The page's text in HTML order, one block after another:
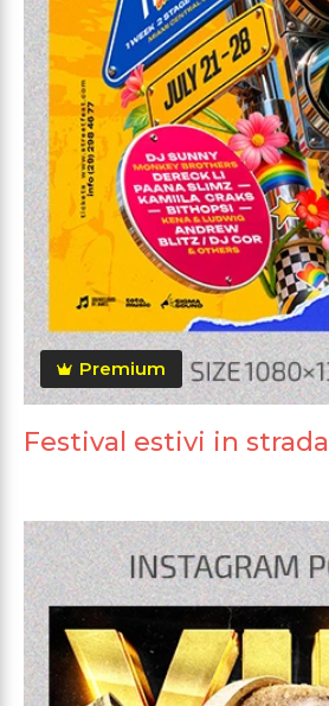
Premium
Festival estivi in strada